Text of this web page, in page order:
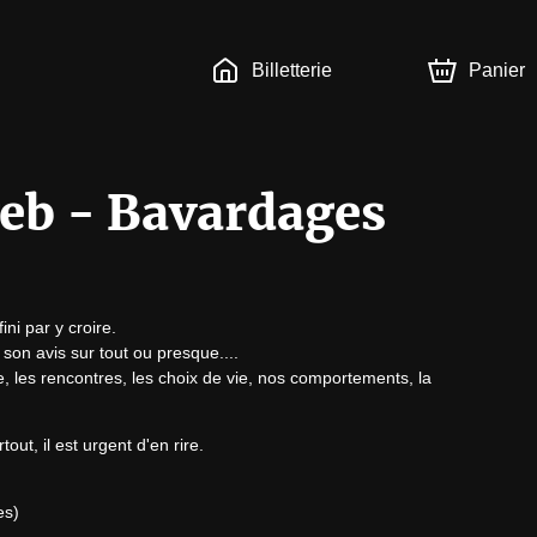
Billetterie Panier
- Bavardages
par y croire.
avis sur tout ou presque....
les rencontres, les choix de vie, nos comportements, la
il est urgent d'en rire.